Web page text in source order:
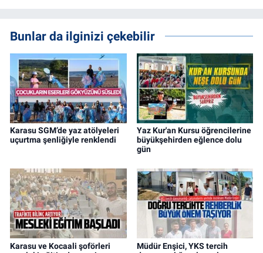
Bunlar da ilginizi çekebilir
Karasu SGM’de yaz atölyeleri
uçurtma şenliğiyle renklendi
Yaz Kur'an Kursu öğrencilerine
büyükşehirden eğlence dolu
gün
Karasu ve Kocaali şoförleri
Müdür Enşici, YKS tercih